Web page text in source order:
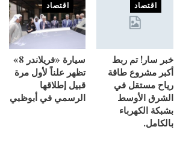
اقتصاد
خبر سار! تم ربط
أكبر مشروع طاقة
رياح مستقل في
الشرق الأوسط
بشبكة الكهرباء
بالكامل.
اقتصاد
سيارة «فريلاندر 8»
تظهر علناً لأول مرة
قبيل إطلاقها
الرسمي في أبوظبي